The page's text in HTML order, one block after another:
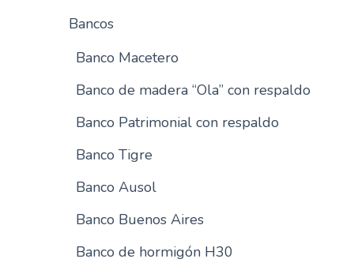
d
p
r
p
a
l
Bancos
Banco Macetero
Banco de madera “Ola” con respaldo
Banco Patrimonial con respaldo
Banco Tigre
Banco Ausol
Banco Buenos Aires
Banco de hormigón H30